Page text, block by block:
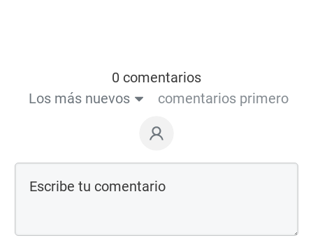
0 comentarios
Los más nuevos
comentarios primero